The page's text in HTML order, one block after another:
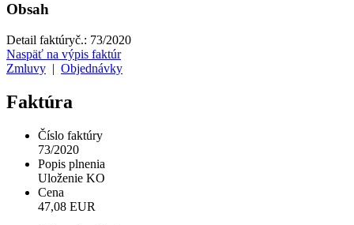
Obsah
Detail faktúryč.: 73/2020
Naspäť na výpis faktúr
Zmluvy | Objednávky
Faktúra
Číslo faktúry
73/2020
Popis plnenia
Uloženie KO
Cena
47,08 EUR